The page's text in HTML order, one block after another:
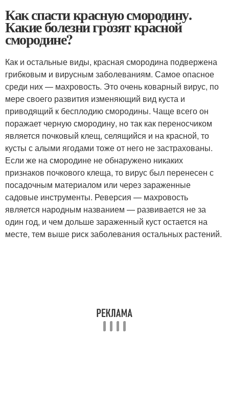
Как спасти красную смородину.
Какие болезни грозят красной
смородине?
Как и остальные виды, красная смородина подвержена
грибковым и вирусным заболеваниям. Самое опасное
среди них — махровость. Это очень коварный вирус, по
мере своего развития изменяющий вид куста и
приводящий к бесплодию смородины. Чаще всего он
поражает черную смородину, но так как переносчиком
является почковый клещ, селящийся и на красной, то
кусты с алыми ягодами тоже от него не застрахованы.
Если же на смородине не обнаружено никаких
признаков почкового клеща, то вирус был перенесен с
посадочным материалом или через зараженные
садовые инструменты. Реверсия — махровость
является народным названием — развивается не за
один год, и чем дольше зараженный куст остается на
месте, тем выше риск заболевания остальных растений.